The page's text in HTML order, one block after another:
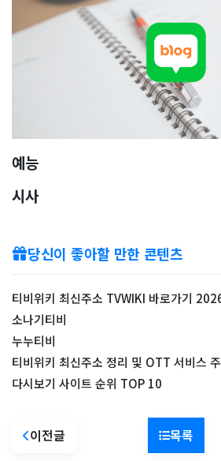
예능
시사
당신이 좋아할 만한 콘텐츠
티비위키 최신주소 TVWIKI 바로가기
소나기티비
누누티비
티비위키 최신주소 정리 및 OTT 서비스
다시보기 사이트 순위 TOP 10
이전글 목록